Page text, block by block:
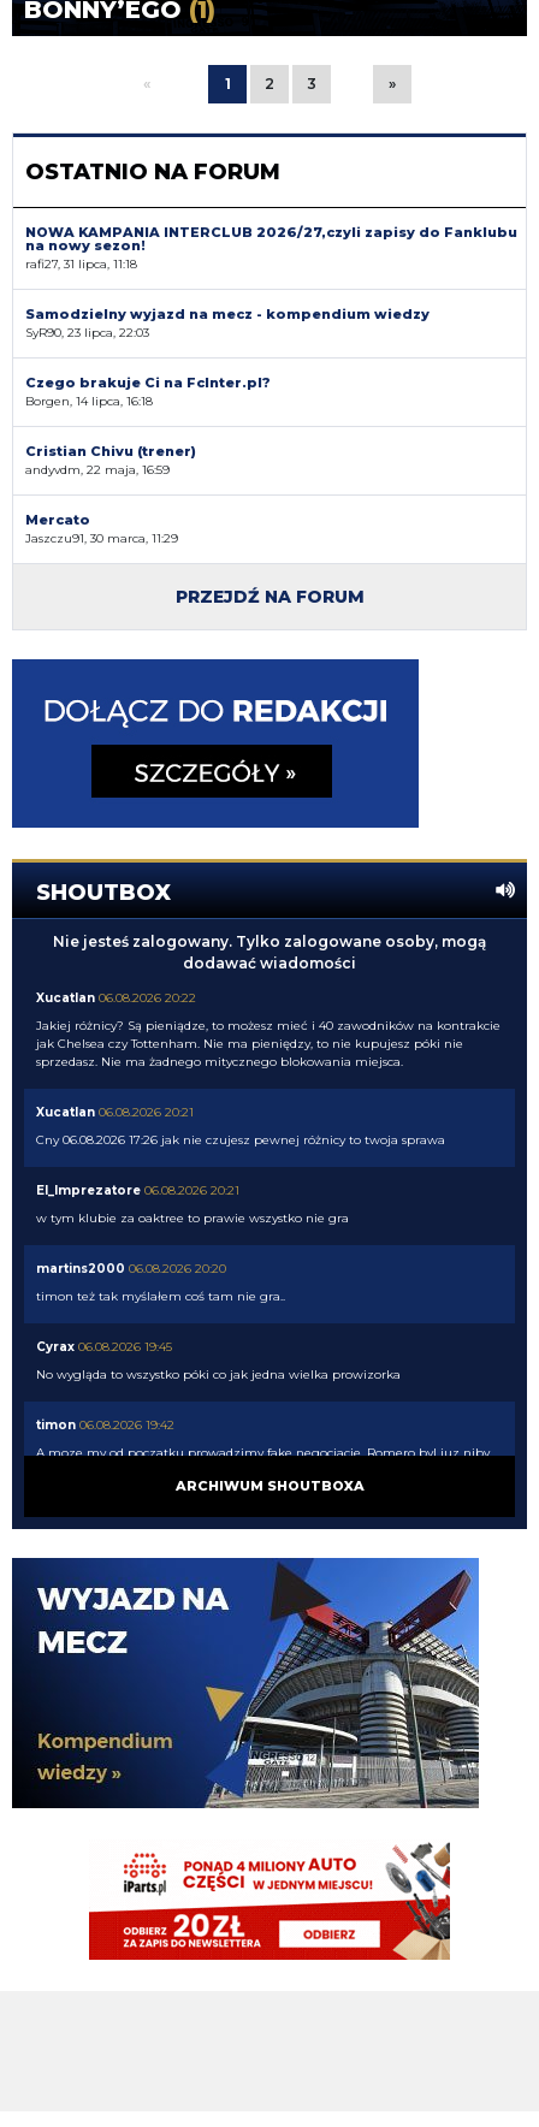
BONNY’EGO (1)
« 1 2 3 »
OSTATNIO NA FORUM
NOWA KAMPANIA INTERCLUB 2026/27,czyli zapisy do Fanklubu
na nowy sezon!
rafi27, 31 lipca, 11:18
Samodzielny wyjazd na mecz - kompendium wiedzy
SyR90, 23 lipca, 22:03
Czego brakuje Ci na FcInter.pl?
Borgen, 14 lipca, 16:18
Cristian Chivu (trener)
andyvdm, 22 maja, 16:59
Mercato
Jaszczu91, 30 marca, 11:29
PRZEJDŹ NA FORUM
SHOUTBOX
Nie jesteś zalogowany. Tylko zalogowane osoby, mogą
dodawać wiadomości
Xucatlan 06.08.2026 20:22
Jakiej różnicy? Są pieniądze, to możesz mieć i 40 zawodników na kontrakcie
jak Chelsea czy Tottenham. Nie ma pieniędzy, to nie kupujesz póki nie
sprzedasz. Nie ma żadnego mitycznego blokowania miejsca.
Xucatlan 06.08.2026 20:21
Cny 06.08.2026 17:26 jak nie czujesz pewnej różnicy to twoja sprawa
El_Imprezatore 06.08.2026 20:21
w tym klubie za oaktree to prawie wszystko nie gra
martins2000 06.08.2026 20:20
timon też tak myślałem coś tam nie gra..
Cyrax 06.08.2026 19:45
No wygląda to wszystko póki co jak jedna wielka prowizorka
timon 06.08.2026 19:42
A moze my od poczatku prowadzimy fake negocjacje. Romero byl juz niby
prowizje to nagle jednak trzeba sprzedac. Pewnie gdyby Chelsea nie weszla
Bekowe te doniesienia i całe mercato. Po fiasku z Palestrą: "Pieniądze
zostaną zainwestowane w klasowego obrońcę". Teraz podają, że Romero
blisko Ateltico i pojawiło się "Pieniądze zaoszczędzone na Romero zostaną
przeznaczone na Jonesa". Za tydzień zapewne "Pieniądze zaoszczędzone
na Dżonsie zostaną wydane zimą". To okienko póki co przebija wszystko
Oby tak blisko jak Palestra Interu
06.08.2026 18:51
A do obrony ściągną Ostigarda z Genoa i będą wmawiać że Stones to od
poczatku był kupowany do pierwszego składu, bo jest wybitny
ARCHIWUM SHOUTBOXA